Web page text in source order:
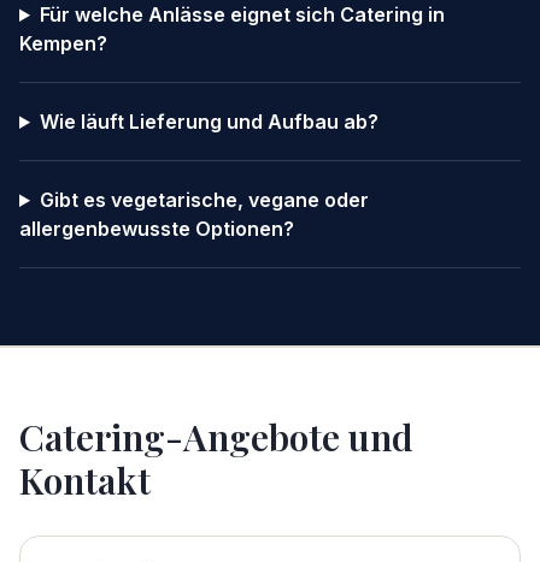
Für welche Anlässe eignet sich Catering in
Kempen?
Wie läuft Lieferung und Aufbau ab?
Gibt es vegetarische, vegane oder
allergenbewusste Optionen?
Catering-Angebote und
Kontakt